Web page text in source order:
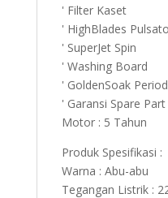
' Filter Kaset
' HighBlades
' SuperJet Spin
' Washing Board
' GoldenSoak Period
' Garansi Spare
Motor : 5 Tahun
Produk Spesifikasi :
Warna : Abu-abu
Tegangan Listrik :